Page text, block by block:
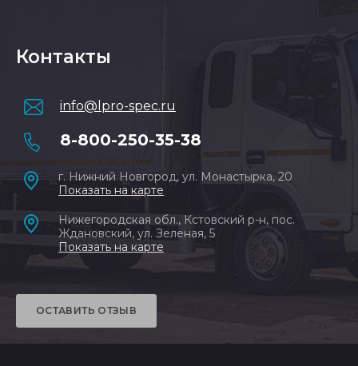
Контакты
8-800-250-35-38
г. Нижний Новгород, ул. Монастырка, 20
Показать на карте
info@lpro-spec.ru
Нижегородская обл., Кстовский р-н, пос.
Ждановский, ул. Зеленая, 5
Показать на карте
ОСТАВИТЬ ОТЗЫВ